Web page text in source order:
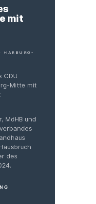
mit
HARBURG-
CDU-
Mitte mit
MdHB und
des